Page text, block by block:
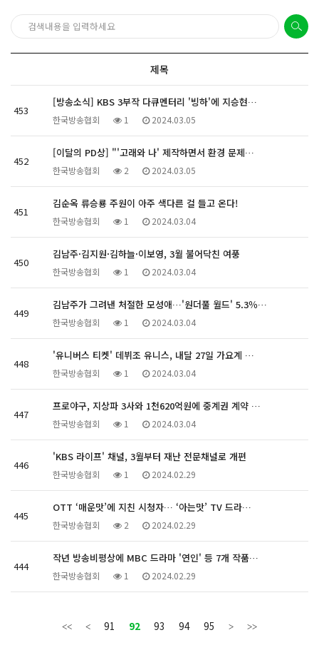
제목
453
[방송소식] KBS 3부작 다큐멘터리 '빙하'에 지승현…
한국방송협회 1 2024.03.05
452
[이달의 PD상] "'고래와 나' 제작하면서 환경 문제…
한국방송협회 2 2024.03.05
451
김순옥 류승룡 주원이 아주 색다른 걸 들고 온다!
한국방송협회 1 2024.03.04
450
김남주·김지원·김하늘·이보영, 3월 불어닥친 여풍
한국방송협회 1 2024.03.04
449
김남주가 그려낸 처절한 모성애…'원더풀 월드' 5.3％…
한국방송협회 1 2024.03.04
448
'유니버스 티켓' 데뷔조 유니스, 내달 27일 가요계 …
한국방송협회 1 2024.03.04
447
프로야구, 지상파 3사와 1천620억원에 중계권 계약 …
한국방송협회 1 2024.03.04
446
'KBS 라이프' 채널, 3월부터 재난 전문채널로 개편
한국방송협회 1 2024.02.29
445
OTT ‘매운맛’에 지친 시청자… ‘아는맛’ TV 드라…
한국방송협회 2 2024.02.29
444
작년 방송비평상에 MBC 드라마 '연인' 등 7개 작품…
한국방송협회 1 2024.02.29
91 92 93 94 95